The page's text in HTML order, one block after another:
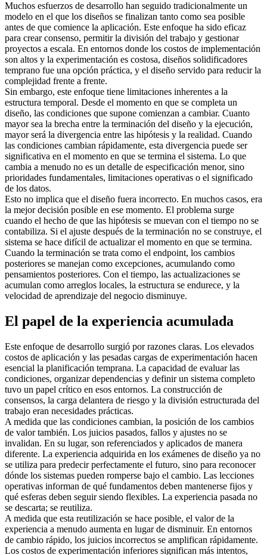
Muchos esfuerzos de desarrollo han seguido tradicionalmente un
modelo en el que los diseños se finalizan tanto como sea posible
antes de que comience la aplicación. Este enfoque ha sido eficaz
para crear consenso, permitir la división del trabajo y gestionar
proyectos a escala. En entornos donde los costos de implementación
son altos y la experimentación es costosa, diseños solidificadores
temprano fue una opción práctica, y el diseño servido para reducir la
complejidad frente a frente.
Sin embargo, este enfoque tiene limitaciones inherentes a la
estructura temporal. Desde el momento en que se completa un
diseño, las condiciones que supone comienzan a cambiar. Cuanto
mayor sea la brecha entre la terminación del diseño y la ejecución,
mayor será la divergencia entre las hipótesis y la realidad. Cuando
las condiciones cambian rápidamente, esta divergencia puede ser
significativa en el momento en que se termina el sistema. Lo que
cambia a menudo no es un detalle de especificación menor, sino
prioridades fundamentales, limitaciones operativas o el significado
de los datos.
Esto no implica que el diseño fuera incorrecto. En muchos casos, era
la mejor decisión posible en ese momento. El problema surge
cuando el hecho de que las hipótesis se muevan con el tiempo no se
contabiliza. Si el ajuste después de la terminación no se construye, el
sistema se hace difícil de actualizar el momento en que se termina.
Cuando la terminación se trata como el endpoint, los cambios
posteriores se manejan como excepciones, acumulando como
pensamientos posteriores. Con el tiempo, las actualizaciones se
acumulan como arreglos locales, la estructura se endurece, y la
velocidad de aprendizaje del negocio disminuye.
El papel de la experiencia acumulada
Este enfoque de desarrollo surgió por razones claras. Los elevados
costos de aplicación y las pesadas cargas de experimentación hacen
esencial la planificación temprana. La capacidad de evaluar las
condiciones, organizar dependencias y definir un sistema completo
tuvo un papel crítico en esos entornos. La construcción de
consensos, la carga delantera de riesgo y la división estructurada del
trabajo eran necesidades prácticas.
A medida que las condiciones cambian, la posición de los cambios
de valor también. Los juicios pasados, fallos y ajustes no se
invalidan. En su lugar, son referenciados y aplicados de manera
diferente. La experiencia adquirida en los exámenes de diseño ya no
se utiliza para predecir perfectamente el futuro, sino para reconocer
dónde los sistemas pueden romperse bajo el cambio. Las lecciones
operativas informan de qué fundamentos deben mantenerse fijos y
qué esferas deben seguir siendo flexibles. La experiencia pasada no
se descarta; se reutiliza.
A medida que esta reutilización se hace posible, el valor de la
experiencia a menudo aumenta en lugar de disminuir. En entornos
de cambio rápido, los juicios incorrectos se amplifican rápidamente.
Los costos de experimentación inferiores significan más intentos,